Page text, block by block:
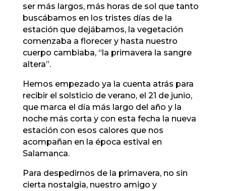
ser más largos, más horas de sol que tanto
buscábamos en los tristes días de la
estación que dejábamos, la vegetación
comenzaba a florecer y hasta nuestro
cuerpo cambiaba, “la primavera la sangre
altera”.
Hemos empezado ya la cuenta atrás para
recibir el solsticio de verano, el 21 de junio,
que marca el día más largo del año y la
noche más corta y con esta fecha la nueva
estación con esos calores que nos
acompañan en la época estival en
Salamanca.
Para despedirnos de la primavera, no sin
cierta nostalgia, nuestro amigo y